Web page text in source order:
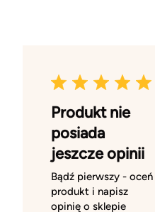
Produkt nie
posiada
jeszcze opinii
Bądź pierwszy - oceń
produkt i napisz
opinię o sklepie